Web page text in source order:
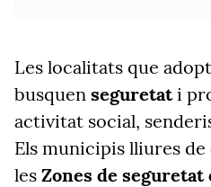
Les localitats que
busquen seguretati
activitat social,
Els municipis lliures de
les Zones de seguretat